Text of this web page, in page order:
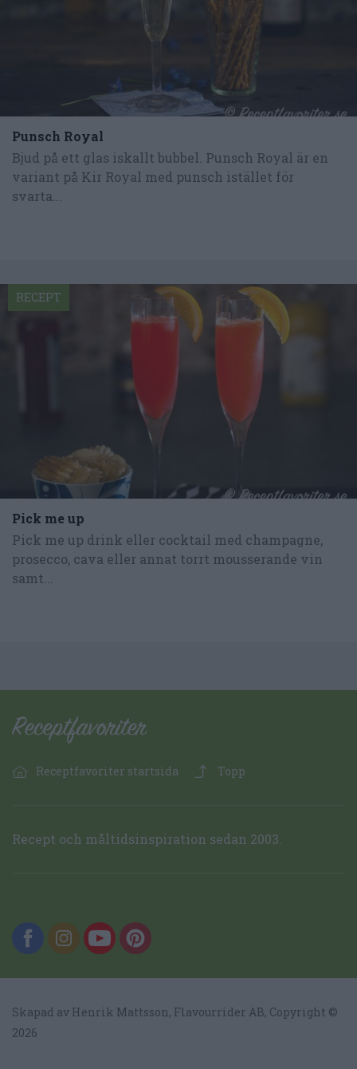
Punsch Royal
Bjud på ett glas iskallt bubbel. Punsch Royal är en
variant på Kir Royal med punsch istället för
svarta...
Pick me up
Pick me up drink eller cocktail med champagne,
prosecco, cava eller annat torrt mousserande vin
samt...
RECEPT
Receptfavoriter startsida Topp
Recept och måltidsinspiration sedan 2003.
Skapad av Henrik Mattsson, Flavourrider AB, Copyright ©
2026